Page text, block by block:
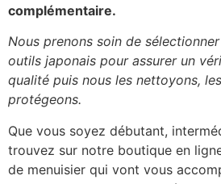
complémentaire.
Nous prenons soin de sélectionner
outils japonais pour assurer un
qualité puis nous les nettoyons,
protégeons.
Que vous soyez débutant,
trouvez sur notre boutique en
de menuisier qui vont vous